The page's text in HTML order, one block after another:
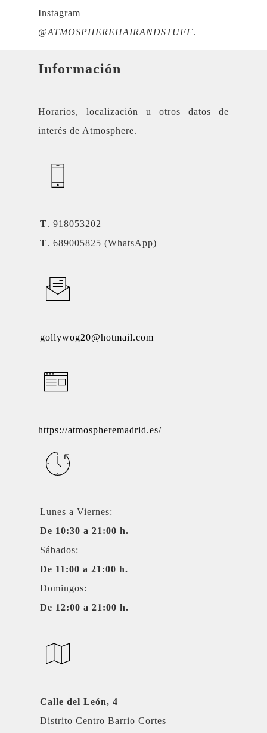
Instagram
@ATMOSPHEREHAIRANDSTUFF.
Información
Horarios, localización u otros datos de
interés de Atmosphere.
T. 918053202
T. 689005825 (WhatsApp)
gollywog20@hotmail.com
https://atmospheremadrid.es/
Lunes a Viernes:
De 10:30 a 21:00 h.
Sábados:
De 11:00 a 21:00 h.
Domingos:
De 12:00 a 21:00 h.
Calle del León, 4
Distrito Centro Barrio Cortes